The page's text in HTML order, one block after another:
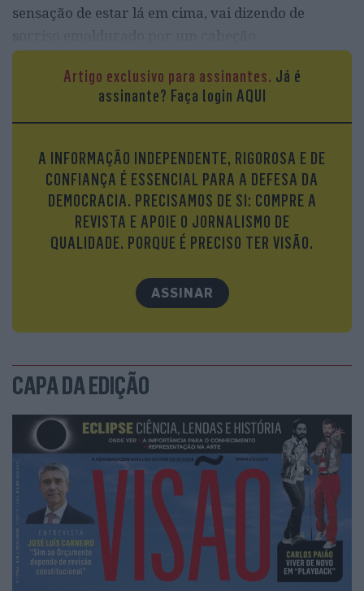
sensação de estar lá em cima, vai dizendo de
branquíssimo. Afinal, tem havido vários padres
pugilistas, como Pierre “Jalapeño” Pepper, da
Igreja de St. Rynagh, em Banagher, na Irlanda, que
organizou combates para angariar fundos para a
caridade. “Felicidade é ser livre”, gosta de lembrar
Artigo exclusivo para assinantes. Já é
assinante? Faça login AQUI
A INFORMAÇÃO INDEPENDENTE, RIGOROSA E DE
CONFIANÇA É ESSENCIAL PARA A DEFESA DA
DEMOCRACIA. PRECISAMOS DE SI: COMPRE A
REVISTA E APOIE O JORNALISMO DE
QUALIDADE. PORQUE É PRECISO TER VISÃO.
ASSINAR
CAPA DA EDIÇÃO